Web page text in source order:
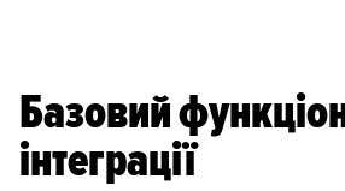
Базовий
інтеграції